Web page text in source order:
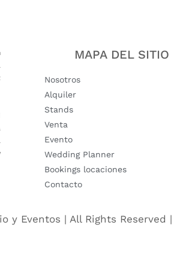
MAPA DEL SITIO
Nosotros
Alquiler
Stands
Venta
Evento
Wedding Planner
Bookings locaciones
Contacto
y Eventos | All Rights Reserved |